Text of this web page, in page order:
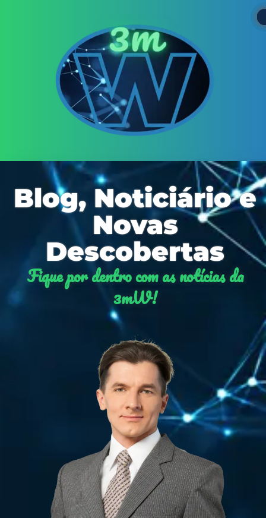
Blog, Noticiário e
Novas
Descobertas
Fique por dentro com as notícias da
3mW!